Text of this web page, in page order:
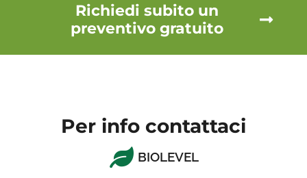
Richiedi subito un
preventivo gratuito
Per info contattaci
BIOLEVEL